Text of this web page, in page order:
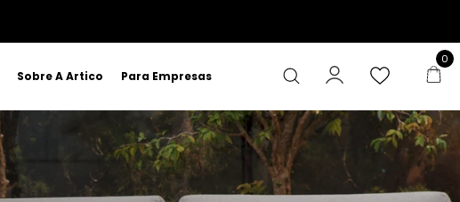
Sobre A Artico Para Empresas
0